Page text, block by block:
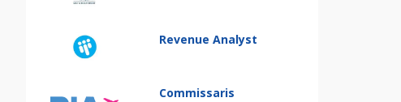
Revenue Analyst
Commissaris